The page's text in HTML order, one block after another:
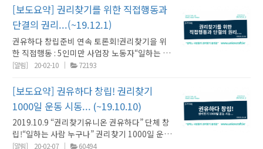
도 정작 노동위에서는 법인이 다르다며 인정해
준다”고 비판했다. 남 노무사는 “근기법 적용을
회피하는 가짜 5명 미만 사업장을 규제해야 한
다.” - 남현영(권리찾기유니온 정책스탭) bit.ly/
권유하다_보도_200206_매일노동뉴스근기법
도 없는 가짜 5인미만사업장을 고발합니다“지
장 회계자료를 제출해 5인 이상 사업장이란 걸
증명하라고 요구한다. ...(중략)... 위법 사업장이
적지 않지만 사실상 고용노동부가 손을 놓고 있
다.”- 김수영(권리찾기유니온 정책스탭)bit.ly/
권유하다_보도_200205_서울신문퇴직금도 안
지 직원은 미등록하는 경우 △실제로는 5인 이
상인데 연장근로수당을 미지급하는 경우 등으로
분류할 수 있었다”고 밝혔다."bit.ly/권유하다_
보도_200116_한국일보[서울신문] 있는 법도
안 지키는 5인 미만 사업장…가짜 회사로 ‘꼼
수’“5인 미만 사업장이라고 해서 모두 영세한 것
기업 계열사인 경우도 많다. ...(중략)... 사업주가
직원들을 (상용 근로자에 포함되지 않는) 프리랜
서로 위장해 형식적으로 5인 미만 사업장을 만
들어 법망을 피하고 있다”- 윤지영(권리찾기유
니온 정책스탭)bit.ly/권유하다_보도_200116_
[보도요약] 권리찾기를 위한 직접행동과
단결의 권리...(~19.12.1)
권유하다 창립준비 연속 토론회!권리찾기을 위
한 직접행동 : 5인미만 사업장 노동자“일하는 사
람 누구나” 근로기준법과 단결의 권리 찾는다...
짜 영세사업장 만들어…근로계약서 안 쓰는 사
업주 고발할 것”“노조 문턱이 높아서 그동안 함
께하지 못했던 시민들에게 ‘권유하다’는 체념을
깰 수 있는 비장의 무기. ...(중략)... 내 삶을 바꾸
는 ‘권유하다’를 무권리 노동자들에게 권유하고
싶은 분들이 함께해 달라.” - 한상균(권유하다
[알림] 20-02-10 72193
[보도요약] 권유하다 창립! 권리찾기
1000일 운동 시동... (~19.10.10)
2019.10.9 “권리찾기유니온 권유하다” 단체 창
립!“일하는 사람 누구나” 권리찾기 1000일 운동
본격 시동...작은 사업장, 권리 취약한 노동자들
[알림] 20-02-07 60494